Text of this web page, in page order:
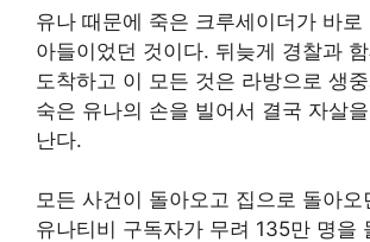
유나 때문에 죽은 크루세이더가 바로
아들이었던 것이다. 뒤늦게 경찰과
도착하고 이 모든 것은 라방으로 생
숙은 유나의 손을 빌어서 결국 자살
난다.
모든 사건이 돌아오고 집으로 돌아오
유나티비 구독자가 무려 135만 명을